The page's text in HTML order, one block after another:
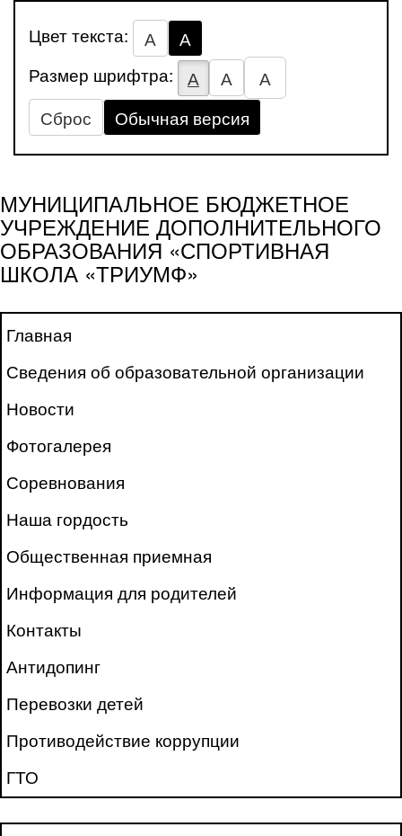
Цвет текста: А
А
Размер шрифтра:
А А
А
Сброс
Обычная версия
МУНИЦИПАЛЬНОЕ БЮДЖЕТНОЕ
УЧРЕЖДЕНИЕ ДОПОЛНИТЕЛЬНОГО
ОБРАЗОВАНИЯ «СПОРТИВНАЯ
ШКОЛА «ТРИУМФ»
Главная
Сведения об образовательной организации
Новости
Фотогалерея
Соревнования
Наша гордость
Общественная приемная
Информация для родителей
Контакты
Антидопинг
Перевозки детей
Противодействие коррупции
ГТО